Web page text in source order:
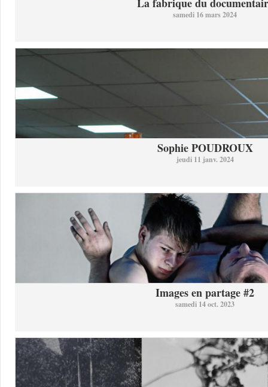
samedi 16 mars 2024
Sophie POUDROUX
jeudi 11 janv. 2024
Images en partage #2
samedi 14 oct. 2023